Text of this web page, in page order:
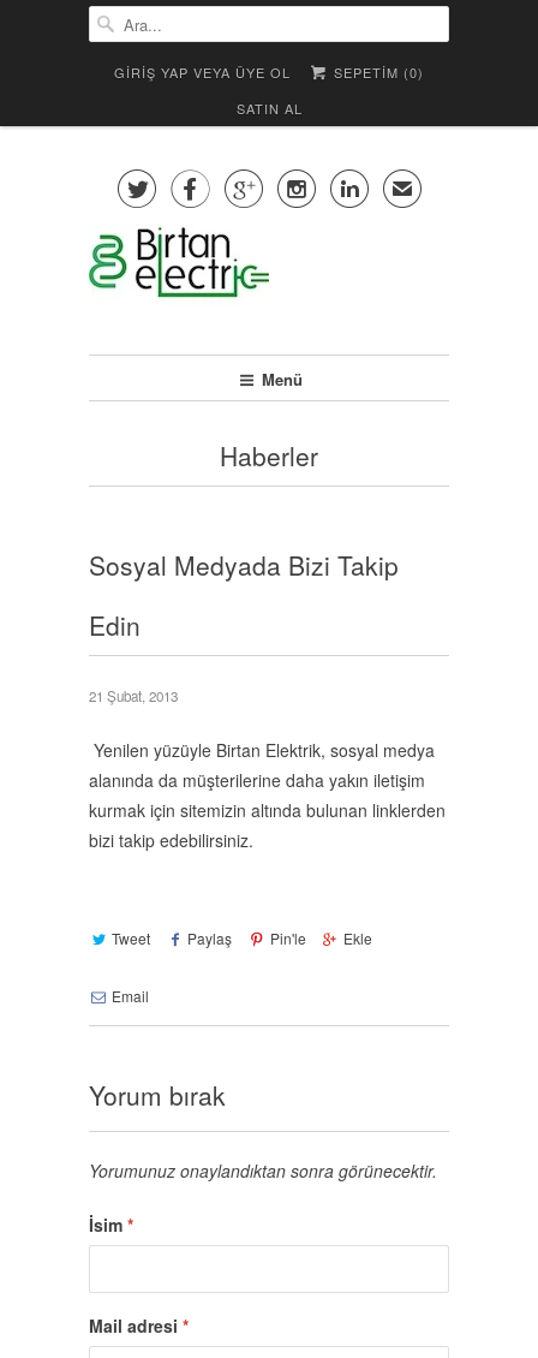
GIRIŞ YAP VEYA ÜYE OL SEPETIM (0)
SATIN AL
     ✉
Menü
Haberler
Sosyal Medyada Bizi Takip
Edin
21 Şubat, 2013
Yenilen yüzüyle Birtan Elektrik, sosyal medya
alanında da müşterilerine daha yakın iletişim
kurmak için sitemizin altında bulunan linklerden
bizi takip edebilirsiniz.
Tweet Paylaş Pin'le Ekle
Email
Yorum bırak
Yorumunuz onaylandıktan sonra görünecektir.
İsim *
Mail adresi *